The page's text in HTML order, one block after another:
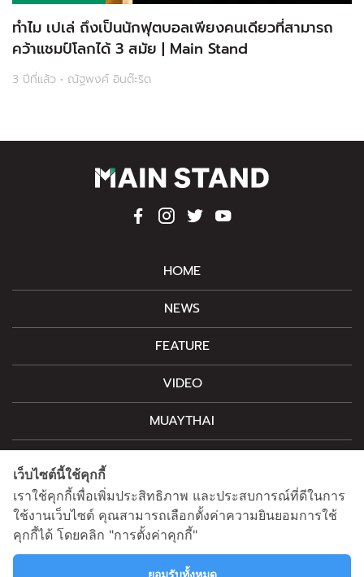
ทำไม เปเล่ ถึงเป็นนักฟุตบอลเพียงคนเดียวที่สามารถ
คว้าแชมป์โลกได้ 3 สมัย | Main Stand
3 ปีที่แล้ว • ณัฐพงศ์ อินต๊ะริด
HOME
NEWS
FEATURE
VIDEO
MUAYTHAI
CONTACT
สนใจโฆษณาติดต่อ
information@mainstand.co.th
เว็บไซต์นี้ใช้คุกกี้
เราใช้คุกกี้เพื่อเพิ่มประสิทธิภาพ และประสบการณ์ที่ดีในการ
ใช้งานเว็บไซต์ คุณสามารถเลือกตั้งค่าความยินยอมการใช้
คุกกี้ได้ โดยคลิก "การตั้งค่าคุกกี้"
ยอมรับทั้งหมด